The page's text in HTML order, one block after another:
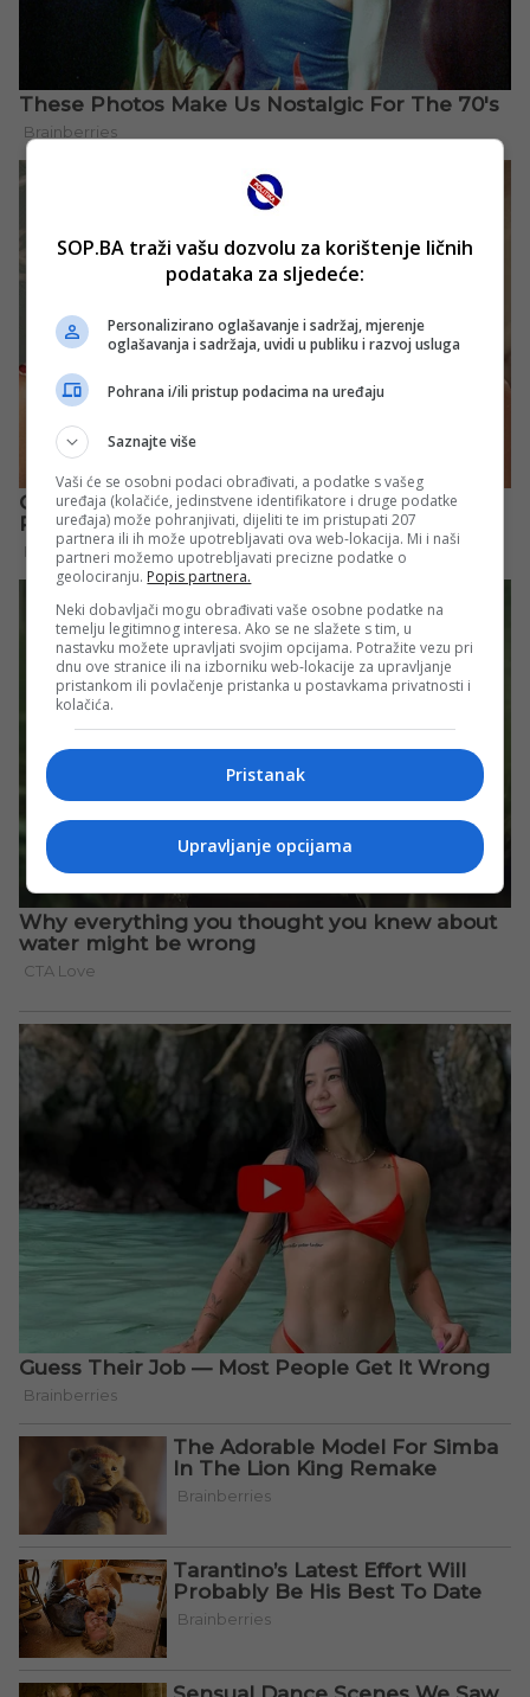
SOP.BA traži vašu dozvolu za korištenje ličnih
podataka za sljedeće:
Personalizirano oglašavanje i sadržaj, mjerenje
oglašavanja i sadržaja, uvidi u publiku i razvoj usluga
Pohrana i/ili pristup podacima na uređaju
Saznajte više
Vaši će se osobni podaci obrađivati, a podatke s vašeg
uređaja (kolačiće, jedinstvene identifikatore i druge podatke
uređaja) može pohranjivati, dijeliti te im pristupati 207
partnera ili ih može upotrebljavati ova web-lokacija. Mi i naši
partneri možemo upotrebljavati precizne podatke o
geolociranju. Popis partnera.
Neki dobavljači mogu obrađivati vaše osobne podatke na
temelju legitimnog interesa. Ako se ne slažete s tim, u
nastavku možete upravljati svojim opcijama. Potražite vezu pri
dnu ove stranice ili na izborniku web-lokacije za upravljanje
pristankom ili povlačenje pristanka u postavkama privatnosti i
kolačića.
Pristanak
Upravljanje opcijama